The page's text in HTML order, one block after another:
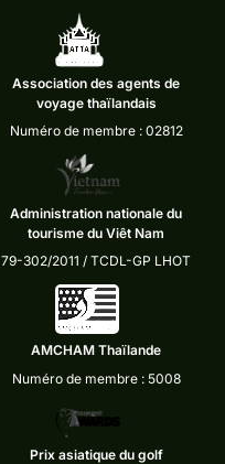
Association des agents de
voyage thaïlandais
Numéro de membre : 02812
Administration nationale du
tourisme du Viêt Nam
79-302/2011 / TCDL-GP LHOT
AMCHAM Thaïlande
Numéro de membre : 5008
Prix asiatique du golf